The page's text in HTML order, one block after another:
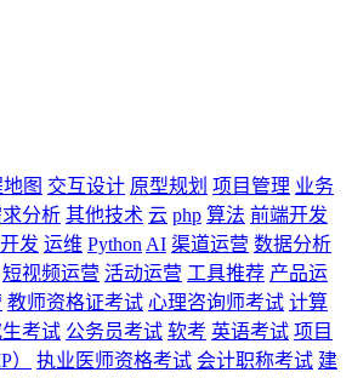
图 交互设计 原型规划 项目管理 业务
分析 其他技术 云 php 算法 前端开发
发 运维 Python AI 渠道运营 数据分析
短视频运营 活动运营 工具推荐 产品运
教师资格证考试 心理咨询师考试 计算
考试 公务员考试 软考 英语考试 项目
执业医师资格考试 会计职称考试 建